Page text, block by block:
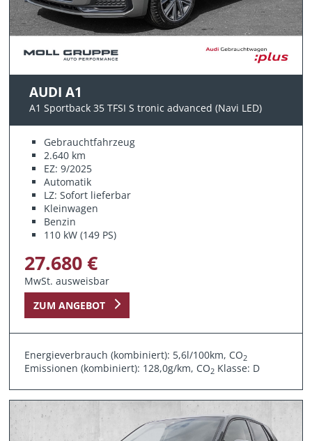
AUDI A1
A1 Sportback 35 TFSI S tronic advanced (Navi LED)
Gebrauchtfahrzeug
2.640 km
EZ: 9/2025
Automatik
LZ: Sofort lieferbar
Kleinwagen
Benzin
110 kW (149 PS)
27.680 €
MwSt. ausweisbar
ZUM ANGEBOT
Energieverbrauch (kombiniert): 5,6l/100km, CO2
Emissionen (kombiniert): 128,0g/km, CO2 Klasse: D